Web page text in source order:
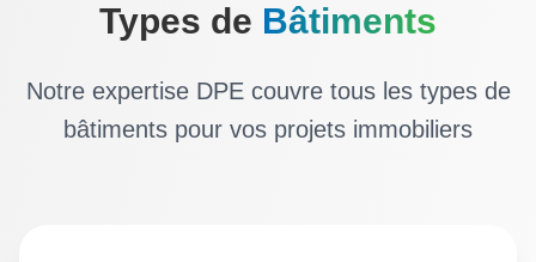
Types de Bâtiments
Notre expertise DPE couvre tous les types de
bâtiments pour vos projets immobiliers